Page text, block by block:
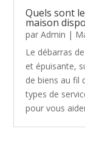
Quels sont
maison
parAdmin |
Le débarras
et épuisante,
de biens au fil
types de
pour vous